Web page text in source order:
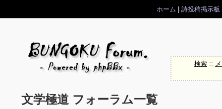
ホーム 詩投稿掲示板
検索::
文学極道 フォーラム一覧